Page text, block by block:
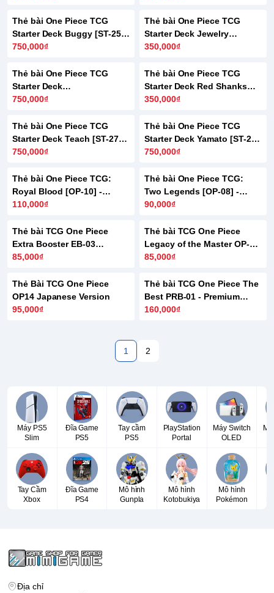
Thẻ bài One Piece TCG
Starter Deck Buggy [ST-25]
English Version
750,000₫
Thẻ bài One Piece TCG
Starter Deck Jewelry
Bonney [ST-24] Japanese
350,000₫
Thẻ bài One Piece TCG
Starter Deck
Monkey.D.Luffy [ST-26]
750,000₫
Thẻ bài One Piece TCG
Starter Deck Red Shanks
[ST-23] Japanese Version
350,000₫
Thẻ bài One Piece TCG
Starter Deck Teach [ST-27]
English Version
750,000₫
Thẻ bài One Piece TCG
Starter Deck Yamato [ST-28]
English Version
750,000₫
Thẻ bài One Piece TCG:
Royal Blood [OP-10] -
Japanese Version
110,000₫
Thẻ bài One Piece TCG:
Two Legends [OP-08] -
Japanese Version
90,000₫
Thẻ bài TCG One Piece
Extra Booster EB-03
Heroines Edition
85,000₫
Thẻ bài TCG One Piece
Legacy of the Master OP-12
Booster Box
85,000₫
Thẻ Bài TCG One Piece
OP14 Japanese Version
95,000₫
Thẻ bài TCG One Piece The
Best PRB-01 - Premium
Booster Box
160,000₫
1 2
Máy PS5
Slim
Đĩa Game
PS5
Tay cầm
PS5
PlayStation
Portal
Máy Switch
OLED
Tay Cầm
Xbox
Đĩa Game
PS4
Mô hình
Gunpla
Mô hình
Kotobukiya
Mô hình
Pokémon
Địa chỉ